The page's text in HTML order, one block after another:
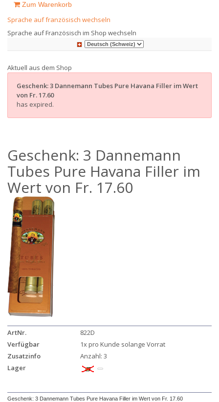
Zum Warenkorb
Sprache auf französisch wechseln
Sprache auf Französisch im Shop wechseln
Aktuell aus dem Shop
Geschenk: 3 Dannemann Tubes Pure Havana Filler im Wert
von Fr. 17.60
has expired.
Geschenk: 3 Dannemann
Tubes Pure Havana Filler im
Wert von Fr. 17.60
ArtNr.
822D
Verfügbar
1x pro Kunde solange Vorrat
Zusatzinfo
Anzahl: 3
Lager
Geschenk: 3 Dannemann Tubes Pure Havana Filler im Wert von Fr. 17.60